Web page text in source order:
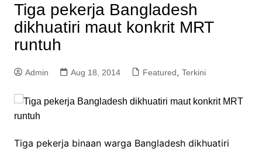
Tiga pekerja Bangladesh
dikhuatiri maut konkrit MRT
runtuh
Admin Aug 18, 2014 Featured, Terkini
Tiga pekerja binaan warga Bangladesh dikhuatiri